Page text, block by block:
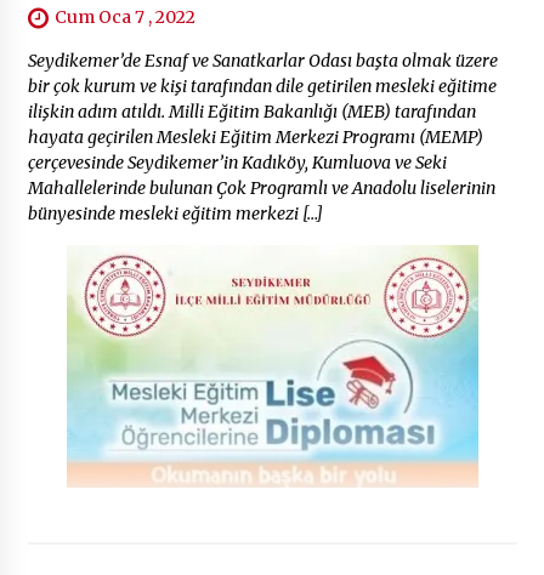
Cum Oca 7 , 2022
Seydikemer’de Esnaf ve Sanatkarlar Odası başta olmak üzere
bir çok kurum ve kişi tarafından dile getirilen mesleki eğitime
ilişkin adım atıldı. Milli Eğitim Bakanlığı (MEB) tarafından
hayata geçirilen Mesleki Eğitim Merkezi Programı (MEMP)
çerçevesinde Seydikemer’in Kadıköy, Kumluova ve Seki
Mahallelerinde bulunan Çok Programlı ve Anadolu liselerinin
bünyesinde mesleki eğitim merkezi […]